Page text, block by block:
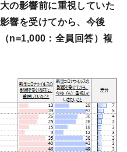
の影響前に重視していた
響を受けてから、今後
n=1,000：全員回答）複